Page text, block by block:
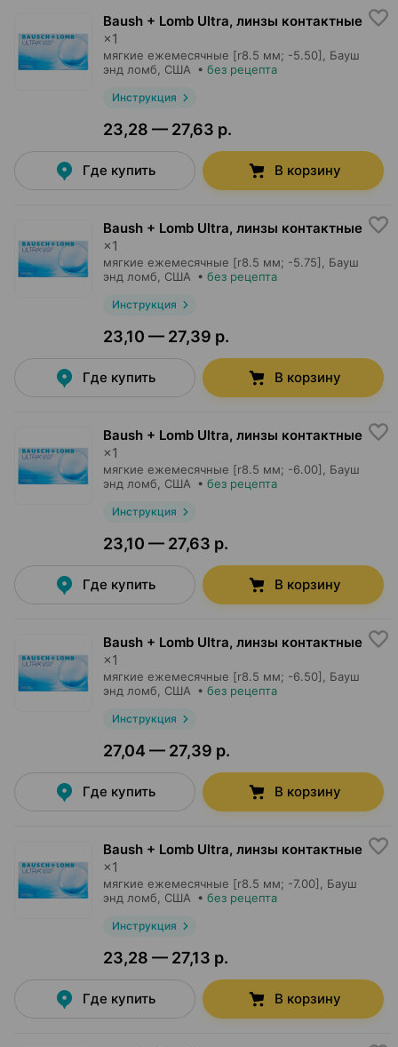
Baush + Lomb Ultra, линзы контактные
×1
мягкие ежемесячные [r8.5 мм; -5.50],
Бауш
энд ломб , США • без рецепта
Инструкция
23,28 — 27,63 р.
Где купить В корзину
Baush + Lomb Ultra, линзы контактные
×1
мягкие ежемесячные [r8.5 мм; -5.75],
Бауш
энд ломб , США • без рецепта
Инструкция
23,10 — 27,39 р.
Где купить В корзину
Baush + Lomb Ultra, линзы контактные
×1
мягкие ежемесячные [r8.5 мм; -6.00],
Бауш
энд ломб , США • без рецепта
Инструкция
23,10 — 27,63 р.
Где купить В корзину
Baush + Lomb Ultra, линзы контактные
×1
мягкие ежемесячные [r8.5 мм; -6.50],
Бауш
энд ломб , США • без рецепта
Инструкция
27,04 — 27,39 р.
Где купить В корзину
Baush + Lomb Ultra, линзы контактные
×1
мягкие ежемесячные [r8.5 мм; -7.00],
Бауш
энд ломб , США • без рецепта
Инструкция
23,28 — 27,13 р.
Где купить В корзину